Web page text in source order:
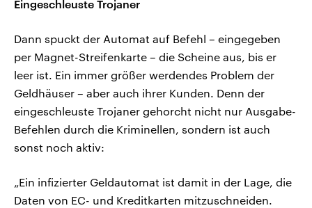
Eingeschleuste Trojaner
Dann spuckt der Automat auf Befehl – eingegeben
per Magnet-Streifenkarte – die Scheine aus, bis er
leer ist. Ein immer größer werdendes Problem der
Geldhäuser – aber auch ihrer Kunden. Denn der
eingeschleuste Trojaner gehorcht nicht nur Ausgabe-
Befehlen durch die Kriminellen, sondern ist auch
sonst noch aktiv:
„Ein infizierter Geldautomat ist damit in der Lage, die
Daten von EC- und Kreditkarten mitzuschneiden.